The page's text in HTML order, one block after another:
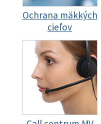
Ochrana mäkkých
cieľov